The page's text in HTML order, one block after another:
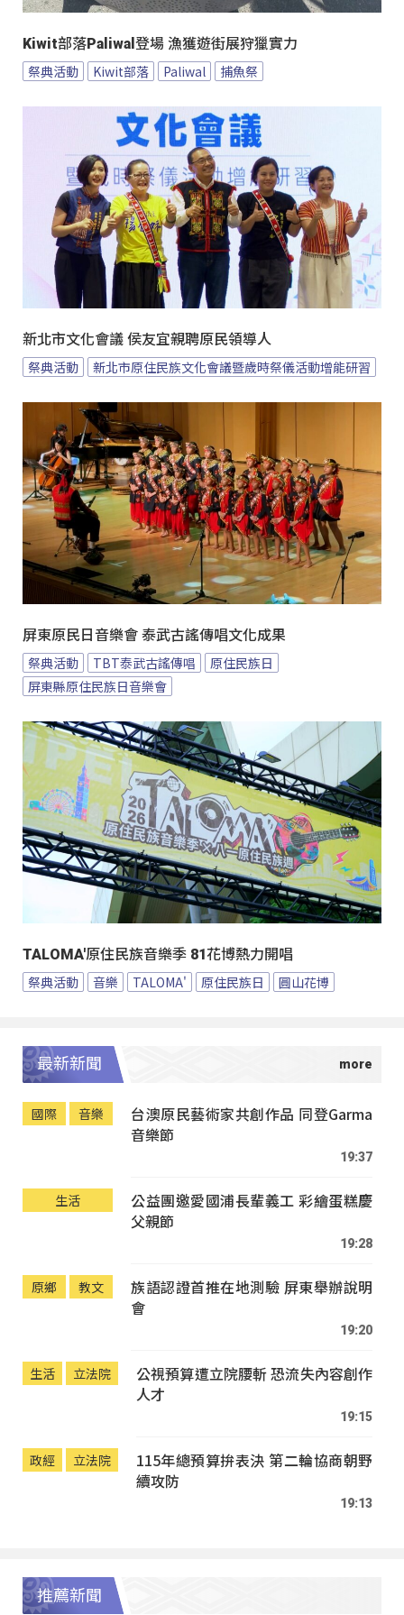
Kiwit部落Paliwal登場 漁獲遊街展狩獵實力
祭典活動 Kiwit部落 Paliwal 捕魚祭
新北市文化會議 侯友宜親聘原民領導人
祭典活動 新北市原住民族文化會議暨歲時祭儀活動增能研習
屏東原民日音樂會 泰武古謠傳唱文化成果
祭典活動 TBT泰武古謠傳唱
原住民族日
屏東縣原住民族日音樂會
TALOMA'原住民族音樂季 81花博熱力開唱
祭典活動 音樂 TALOMA' 原住民族日 圓山花博
最新新聞
國際 音樂
台澳原民藝術家共創作品 同登Garma
音樂節
19:37
生活
公益團邀愛國浦長輩義工 彩繪蛋糕慶
父親節
19:28
原鄉 教文
族語認證首推在地測驗 屏東舉辦說明
會
19:20
生活 立法院
公視預算遭立院腰斬 恐流失內容創作
人才
19:15
政經 立法院
115年總預算拚表決 第二輪協商朝野
續攻防
19:13
推薦新聞